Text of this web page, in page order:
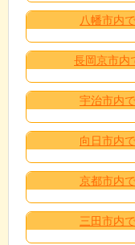
八幡市内
長岡京市内
宇治市内
向日市内
京都市内
三田市内